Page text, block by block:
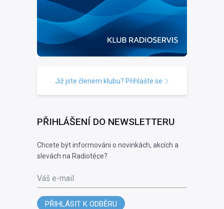
Již jste členem klubu? Přihlašte se
PŘIHLÁŠENÍ DO NEWSLETTERU
Chcete být informováni o novinkách, akcích a
slevách na Radiotéce?
Váš e-mail
PŘIHLÁSIT K ODBĚRU